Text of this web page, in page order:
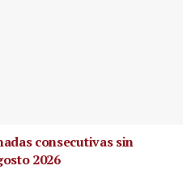
consecutivas sin
2026